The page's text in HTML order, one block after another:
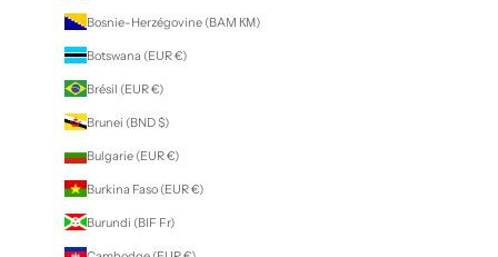
Bosnie-Herzégovine (BAM КМ)
Botswana (EUR €)
Brésil (EUR €)
Brunei (BND $)
Bulgarie (EUR €)
Burkina Faso (EUR €)
Burundi (BIF Fr)